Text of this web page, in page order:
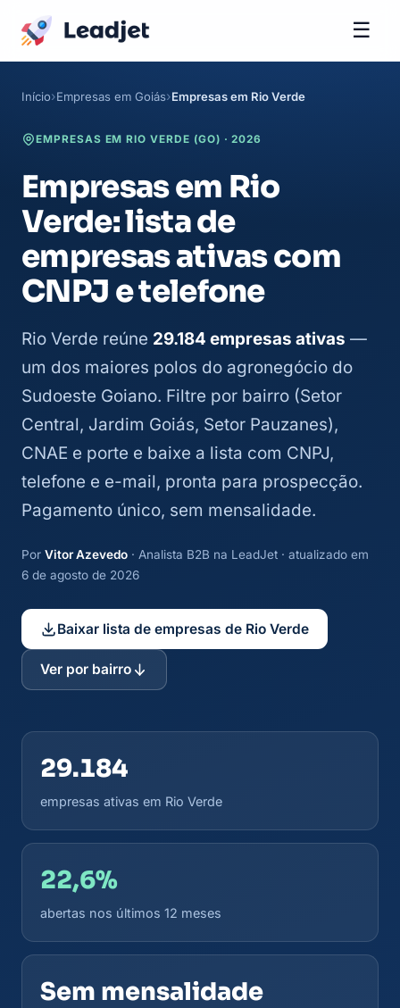
☰
Início Empresas em Goiás Empresas em Rio Verde
EMPRESAS EM RIO VERDE (GO) · 2026
Empresas em Rio
Verde: lista de
empresas ativas com
CNPJ e telefone
Rio Verde reúne 29.184 empresas ativas —
um dos maiores polos do agronegócio do
Sudoeste Goiano. Filtre por bairro (Setor
Central, Jardim Goiás, Setor Pauzanes),
CNAE e porte e baixe a lista com CNPJ,
telefone e e-mail, pronta para prospecção.
Pagamento único, sem mensalidade.
Por Vitor Azevedo · Analista B2B na LeadJet · atualizado em
6 de agosto de 2026
Baixar lista de empresas de Rio Verde
Ver por bairro
29.184
empresas ativas em Rio Verde
22,6%
abertas nos últimos 12 meses
Sem mensalidade